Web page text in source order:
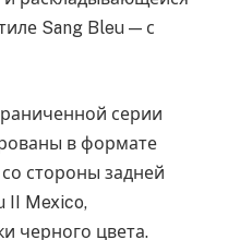
Sang Bleu — с
серии
в формате
стороны задней
II Mexico,
черного цвета.